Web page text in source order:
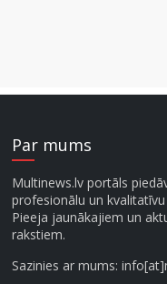
Par mums
Multinews.lv portāls
profesionālu un
Pieeja jaunākajiem un
rakstiem.
Sazinies ar mums: